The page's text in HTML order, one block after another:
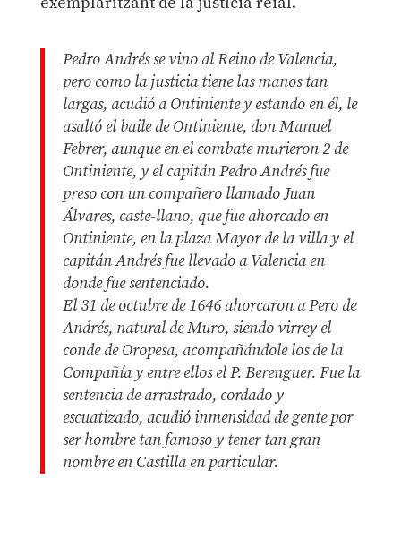
Pedro Andrés se vino al Reino de Valencia,
pero como la justicia tiene las manos tan
largas, acudió a Ontiniente y estando en él, le
asaltó el baile de Ontiniente, don Manuel
Febrer, aunque en el combate murieron 2 de
Ontiniente, y el capitán Pedro Andrés fue
preso con un compañero llamado Juan
Álvares, caste-llano, que fue ahorcado en
Ontiniente, en la plaza Mayor de la villa y el
capitán Andrés fue llevado a Valencia en
donde fue sentenciado.
El 31 de octubre de 1646 ahorcaron a Pero de
Andrés, natural de Muro, siendo virrey el
conde de Oropesa, acompañándole los de la
Compañía y entre ellos el P. Berenguer. Fue la
sentencia de arrastrado, cordado y
escuatizado, acudió inmensidad de gente por
ser hombre tan famoso y tener tan gran
nombre en Castilla en particular.